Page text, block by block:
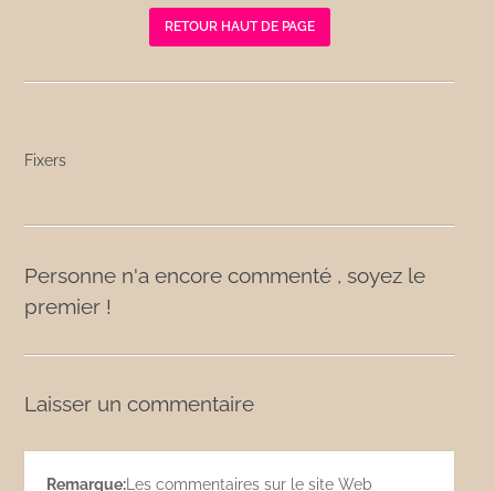
RETOUR HAUT DE PAGE
Fixers
Personne n'a encore commenté , soyez le
premier !
Laisser un commentaire
Remarque: Les commentaires sur le site Web